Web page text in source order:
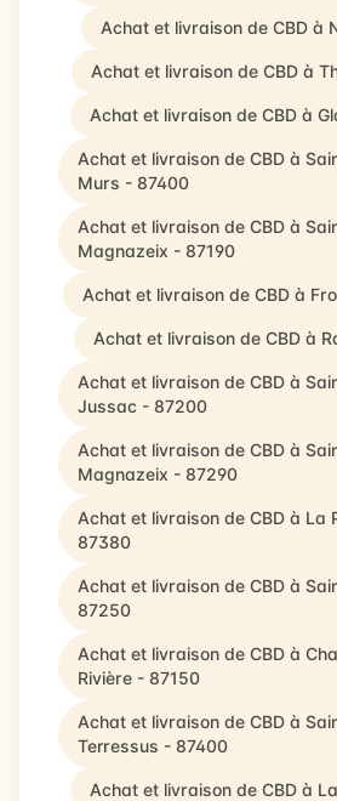
Achat et livraison de CBD à
Achat et livraison de CBD à
Achat et livraison de CBD à
Achat et livraison de CBD à
Murs - 87400
Achat et livraison de CBD à
Magnazeix - 87190
Achat et livraison de CBD à
Achat et livraison de CBD à
Achat et livraison de CBD à
Jussac - 87200
Achat et livraison de CBD à
Magnazeix - 87290
Achat et livraison de CBD à La
87380
Achat et livraison de CBD à
87250
Achat et livraison de CBD à
Rivière - 87150
Achat et livraison de CBD à
Terressus - 87400
Achat et livraison de CBD à